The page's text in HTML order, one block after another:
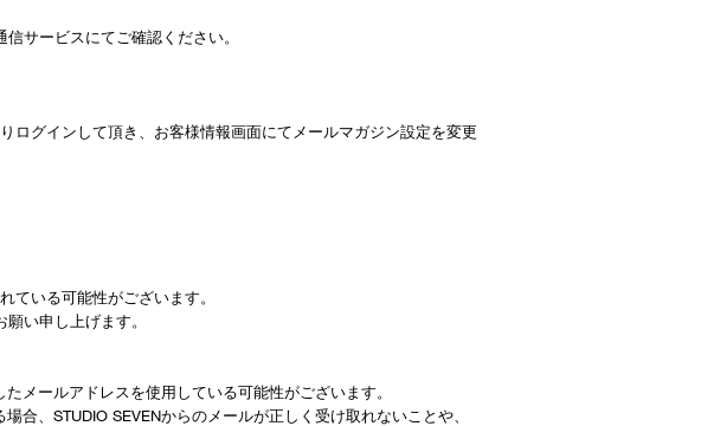
サービスにてご確認ください。
ログインして頂き、お客様情報画面にてメールマガジン設定を変更
ている可能性がございます。
い申し上げます。
メールアドレスを使用している可能性がございます。
合、STUDIO SEVENからのメールが正しく受け取れないことや、